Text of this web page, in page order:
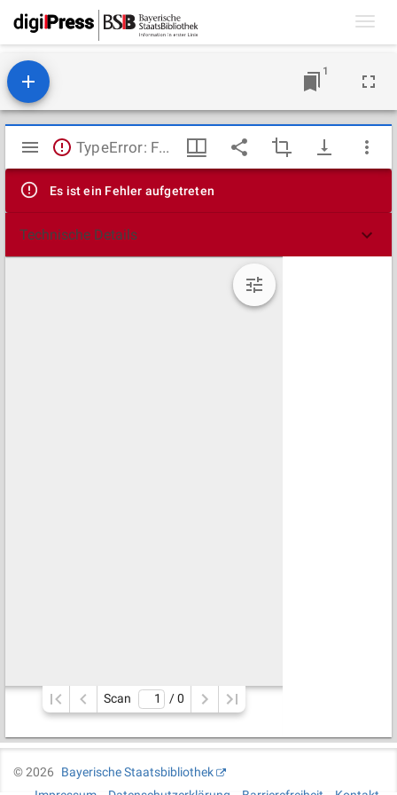
1
Mirador
Viewer
TypeError: Failed to fetch
Es ist ein Fehler aufgetreten
Technische Details
Scan / 0
©2026
Bayerische Staatsbibliothek